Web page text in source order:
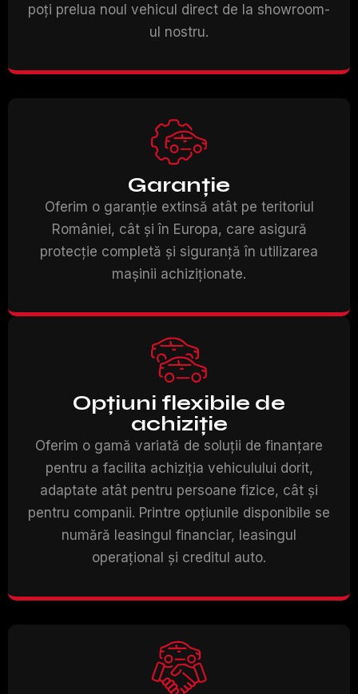
poți prelua noul vehicul direct de la showroom-
ul nostru.
Garanție
Oferim o garanție extinsă atât pe teritoriul
României, cât și în Europa, care asigură
protecție completă și siguranță în utilizarea
mașinii achiziționate.
Opțiuni flexibile de
achiziție
Oferim o gamă variată de soluții de finanțare
pentru a facilita achiziția vehiculului dorit,
adaptate atât pentru persoane fizice, cât și
pentru companii. Printre opțiunile disponibile se
numără leasingul financiar, leasingul
operațional și creditul auto.​